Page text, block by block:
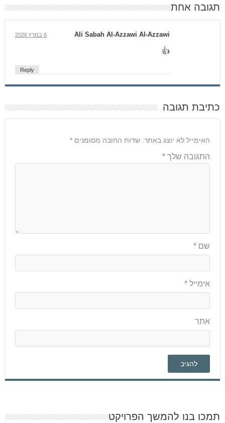
תגובה אחת
Ali Sabah Al-Azzawi Al-Azzawi 6 במרץ 2026
👍
Reply
כתיבת תגובה
האימייל לא יוצג באתר. שדות החובה מסומנים *
התגובה שלך *
שם *
אימייל *
אתר
תמכו בנו להמשך הפרויקט